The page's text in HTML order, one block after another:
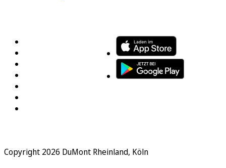
Copyright 2026 DuMont Rheinland, Köln